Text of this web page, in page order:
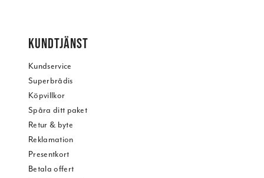
KUNDTJÄNST
Kundservice
Superbrådis
Köpvillkor
Spåra ditt paket
Retur & byte
Reklamation
Presentkort
Betala offert